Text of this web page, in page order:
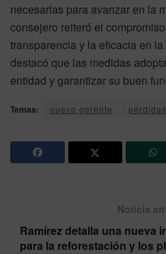
necesarias para avanzar en la
consejero reiteró el
transparencia y la eficacia en
destacó que las medidas
entidad y garantizar su buen
Temas: nuevo gerente pérdidas
Noticia
Ramírez detalla una nueva
para la reforestación y los